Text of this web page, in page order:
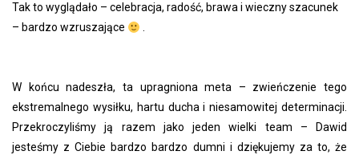
Tak to wyglądało – celebracja, radość, brawa i wieczny szacunek
– bardzo wzruszające
.
W końcu nadeszła, ta upragniona meta – zwieńczenie tego
ekstremalnego wysiłku, hartu ducha i niesamowitej determinacji.
Przekroczyliśmy ją razem jako jeden wielki team – Dawid
jesteśmy z Ciebie bardzo bardzo dumni i dziękujemy za to, że